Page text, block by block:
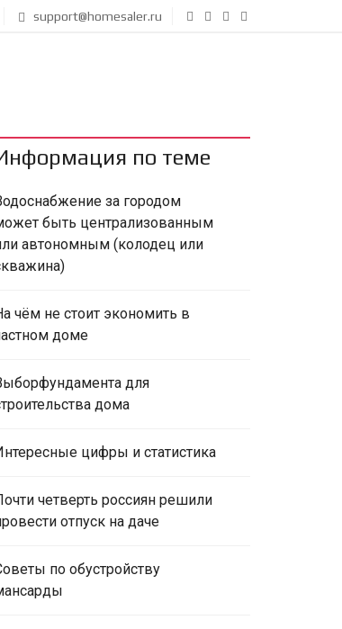
support@homesaler.ru
по теме
за городом
быть централизованным
автономным (колодец или
чём не стоит экономить в
доме
для
дома
цифры и статистика
четверть россиян решили
отпуск на даче
по обустройству